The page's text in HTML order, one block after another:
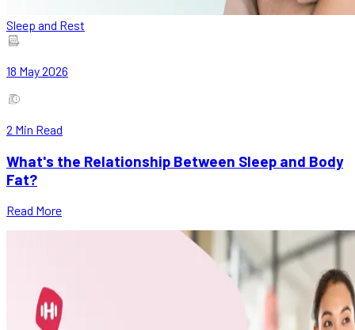
Sleep and Rest
18 May 2026
2 Min Read
What's the Relationship Between Sleep and Body
Fat?
Read More